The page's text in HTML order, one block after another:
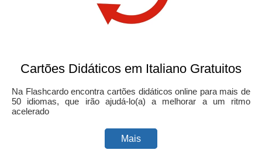
Cartões Didáticos em Italiano Gratuitos
Na Flashcardo encontra cartões didáticos online para mais de
50 idiomas, que irão ajudá-lo(a) a melhorar a um ritmo
acelerado
Mais